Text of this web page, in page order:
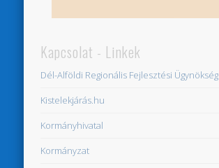
Kapcsolat - Linkek
Dél-Alföldi Regionális Fejlesztési Ügynökség
Kistelekjárás.hu
Kormányhivatal
Kormányzat